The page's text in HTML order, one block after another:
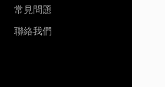
常見問題
聯絡我們